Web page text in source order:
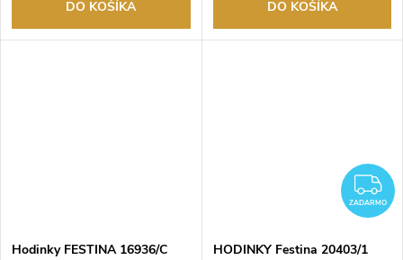
DO KOŠÍKA DO KOŠÍKA
Hodinky FESTINA 16936/C
ZADARMO
HODINKY Festina 20403/1